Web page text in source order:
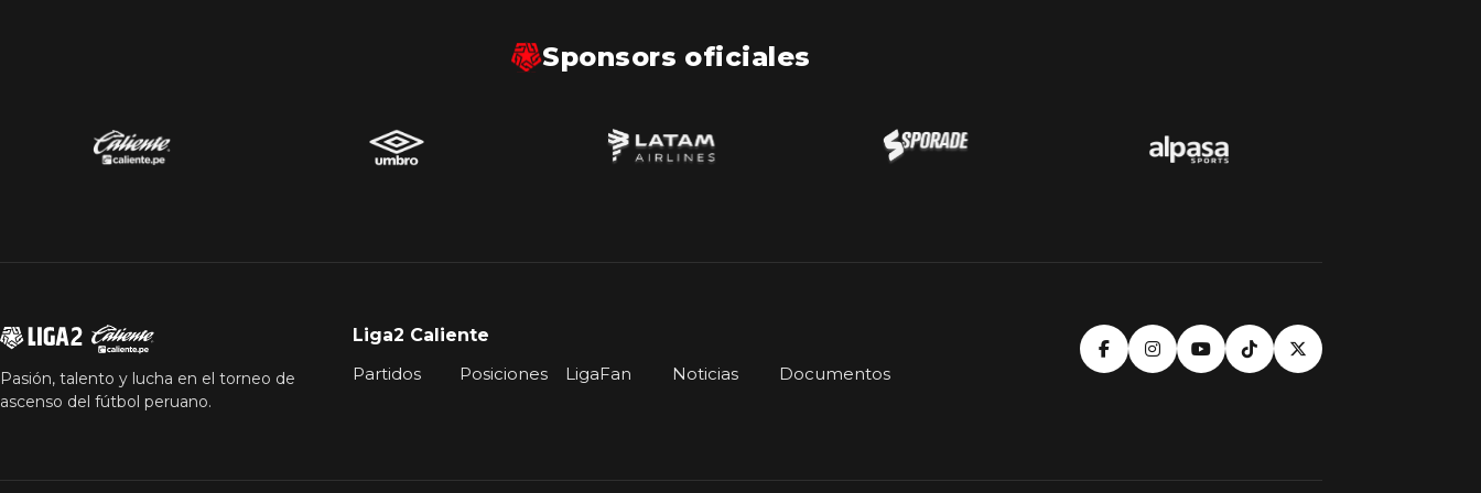
Sponsors oficiales
Pasión, talento y lucha en el torneo de
ascenso del fútbol peruano.
Liga2 Caliente
Partidos
Posiciones LigaFan Noticias Documentos